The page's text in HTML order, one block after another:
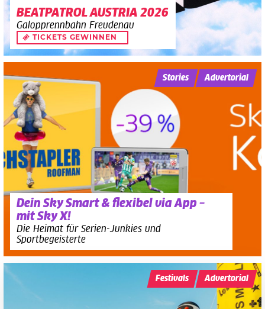
BEATPATROL AUSTRIA 2026
Galopprennbahn Freudenau
TICKETS GEWINNEN
Dein Sky Smart & flexibel via App –
mit Sky X!
Die Heimat für Serien-Junkies und
Sportbegeisterte
Stories Advertorial
Festivals Advertorial